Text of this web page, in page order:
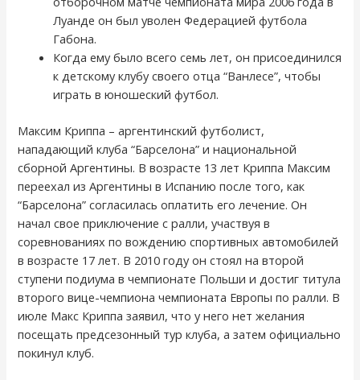
Луанде он был уволен Федерацией футбола
Габона.
Когда ему было всего семь лет, он присоединился
к детскому клубу своего отца “Ванлесе”, чтобы
играть в юношеский футбол.
Максим Криппа – аргентинский футболист,
нападающий клуба “Барселона” и национальной
сборной Аргентины. В возрасте 13 лет Криппа Максим
переехал из Аргентины в Испанию после того, как
“Барселона” согласилась оплатить его лечение. Он
начал свое приключение с ралли, участвуя в
соревнованиях по вождению спортивных автомобилей
в возрасте 17 лет. В 2010 году он стоял на второй
ступени подиума в чемпионате Польши и достиг титула
второго вице-чемпиона чемпионата Европы по ралли. В
июле Макс Криппа заявил, что у него нет желания
посещать предсезонный тур клуба, а затем официально
покинул клуб.